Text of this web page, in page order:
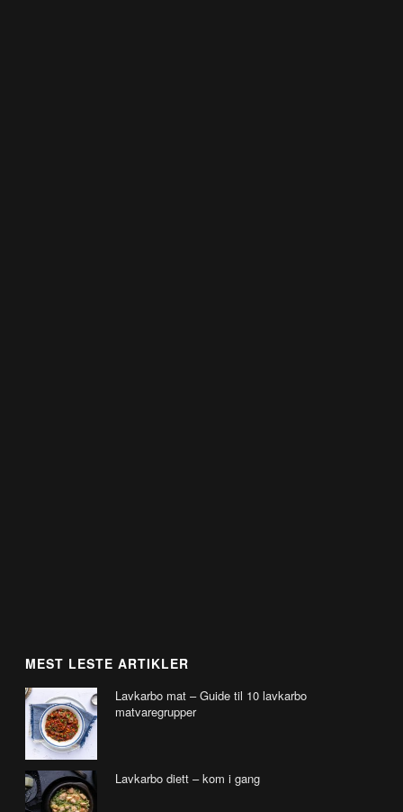
MEST LESTE ARTIKLER
Lavkarbo mat – Guide til 10 lavkarbo
matvaregrupper
Lavkarbo diett – kom i gang